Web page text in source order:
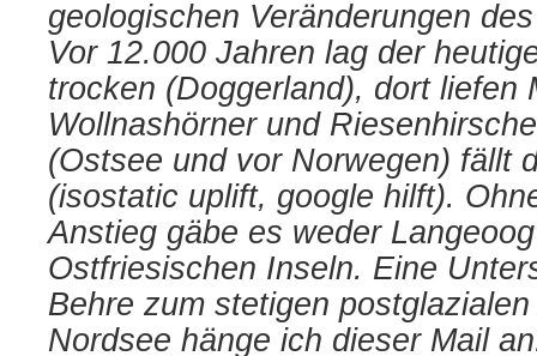
geologischen Veränderungen
Vor 12.000 Jahren lag der
trocken (Doggerland), dort liefen
Wollnashörner und
(Ostsee und vor Norwegen) fällt
(isostatic uplift, google hilft).
Anstieg gäbe es weder
Ostfriesischen Inseln. Eine
Behre zum stetigen
Nordsee hänge ich dieser Mail